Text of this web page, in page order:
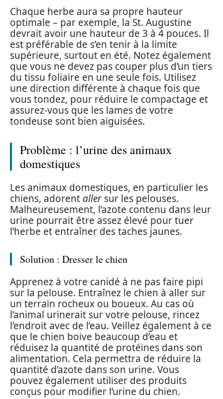
Chaque herbe aura sa propre hauteur
optimale – par exemple, la St. Augustine
devrait avoir une hauteur de 3 à 4 pouces. Il
est préférable de s’en tenir à la limite
supérieure, surtout en été. Notez également
que vous ne devez pas couper plus d’un tiers
du tissu foliaire en une seule fois. Utilisez
une direction différente à chaque fois que
vous tondez, pour réduire le compactage et
assurez-vous que les lames de votre
tondeuse sont bien aiguisées.
Problème : l’urine des animaux
domestiques
Les animaux domestiques, en particulier les
chiens, adorent aller sur les pelouses.
Malheureusement, l’azote contenu dans leur
urine pourrait être assez élevé pour tuer
l’herbe et entraîner des taches jaunes.
Solution : Dresser le chien
Apprenez à votre canidé à ne pas faire pipi
sur la pelouse. Entraînez le chien à aller sur
un terrain rocheux ou boueux. Au cas où
l’animal urinerait sur votre pelouse, rincez
l’endroit avec de l’eau. Veillez également à ce
que le chien boive beaucoup d’eau et
réduisez la quantité de protéines dans son
alimentation. Cela permettra de réduire la
quantité d’azote dans son urine. Vous
pouvez également utiliser des produits
conçus pour modifier l’urine du chien.